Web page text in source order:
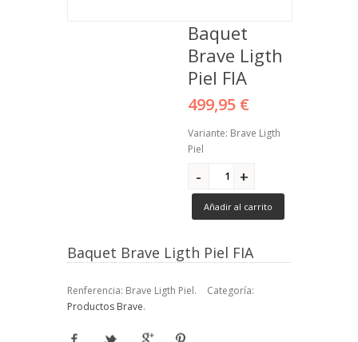
Baquet
Brave Ligth
Piel FIA
499,95 €
Variante: Brave Ligth
Piel
Añadir al carrito
Baquet Brave Ligth Piel FIA
Renferencia: Brave Ligth Piel.
Categoría:
Productos Brave.